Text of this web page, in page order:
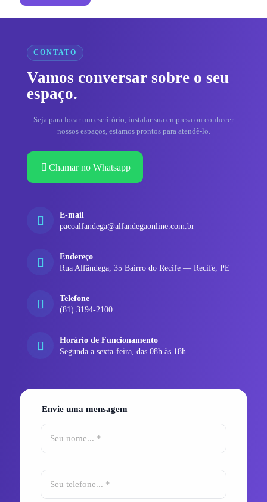
CONTATO
Vamos conversar sobre o seu
espaço.
Seja para locar um escritório, instalar sua empresa ou conhecer
nossos espaços, estamos prontos para atendê-lo.
Chamar no Whatsapp
E-mail
pacoalfandega@alfandegaonline.com.br
Endereço
Rua Alfândega, 35 Bairro do Recife — Recife, PE
Telefone
(81) 3194-2100
Horário de Funcionamento
Segunda a sexta-feira, das 08h às 18h
Envie uma mensagem